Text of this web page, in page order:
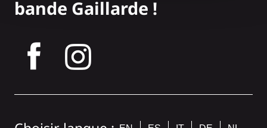
bande Gaillarde !